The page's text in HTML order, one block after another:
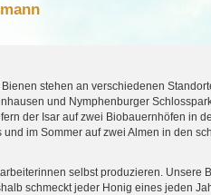
stehen an verschiedenen
und Nymphenburger
der Isar auf zwei Biobauernhöfen in
im Sommer auf zwei Almen in den
selbst produzieren. Unsere
schmeckt jeder Honig eines jeden